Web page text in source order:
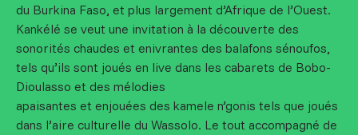
du Burkina Faso, et plus largement d’Afrique de l’Ouest.
Kankélé se veut une invitation à la découverte des
sonorités chaudes et enivrantes des balafons sénoufos,
tels qu’ils sont joués en live dans les cabarets de Bobo-
Dioulasso et des mélodies
apaisantes et enjouées des kamele n’gonis tels que joués
dans l’aire culturelle du Wassolo. Le tout accompagné de